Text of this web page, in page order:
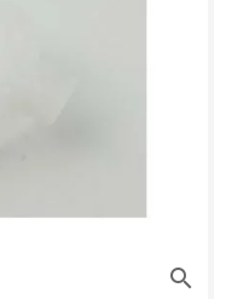
search